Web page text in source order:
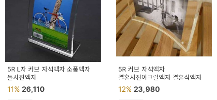
소
품
5R L자 커브 자석액자 소품액자
돌사진액자
11% 26,110
5R 커브 자석액자
결혼사진아크릴액자 결혼식액자
12% 23,980